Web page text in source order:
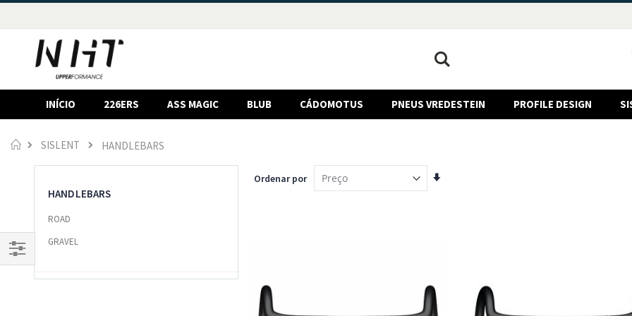
INÍCIO 226ERS ASS MAGIC BLUB CÁDOMOTUS PNEUS VREDESTEIN PROFILE DESIGN
Início
SISLENT HANDLEBARS
Ordenar por
Definir
HANDLEBARS
ROAD
GRAVEL
Filtrar